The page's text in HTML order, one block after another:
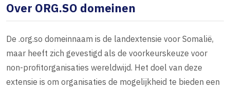
Over ORG.SO domeinen
De .org.so domeinnaam is de landextensie voor Somalië,
maar heeft zich gevestigd als de voorkeurskeuze voor
non-profitorganisaties wereldwijd. Het doel van deze
extensie is om organisaties de mogelijkheid te bieden een